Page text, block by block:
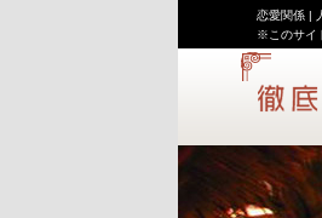
恋愛関係 |
※このサイ